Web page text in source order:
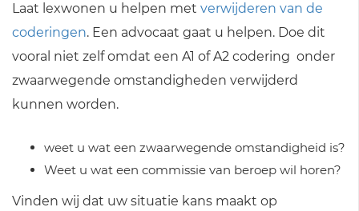
Laat lexwonen u helpen met verwijderen van de
coderingen. Een advocaat gaat u helpen. Doe dit
vooral niet zelf omdat een A1 of A2 codering onder
zwaarwegende omstandigheden verwijderd
kunnen worden.
weet u wat een zwaarwegende omstandigheid is?
Weet u wat een commissie van beroep wil horen?
Vinden wij dat uw situatie kans maakt op